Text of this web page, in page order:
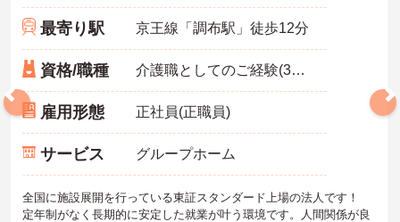
最寄り駅 京王線「調布駅」徒歩12分
資格/職種 介護職としてのご経験(3年以上)あれば尚可
雇用形態 正社員(正職員)
サービス グループホーム
全国に施設展開を行っている東証スタンダード上場の法人です！
定年制がなく長期的に安定した就業が叶う環境です。人間関係が良